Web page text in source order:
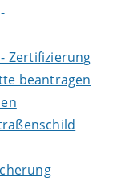
Zertifizierung
beantragen